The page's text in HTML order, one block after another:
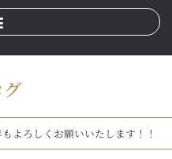
グ
よろしくお願いいたします！！